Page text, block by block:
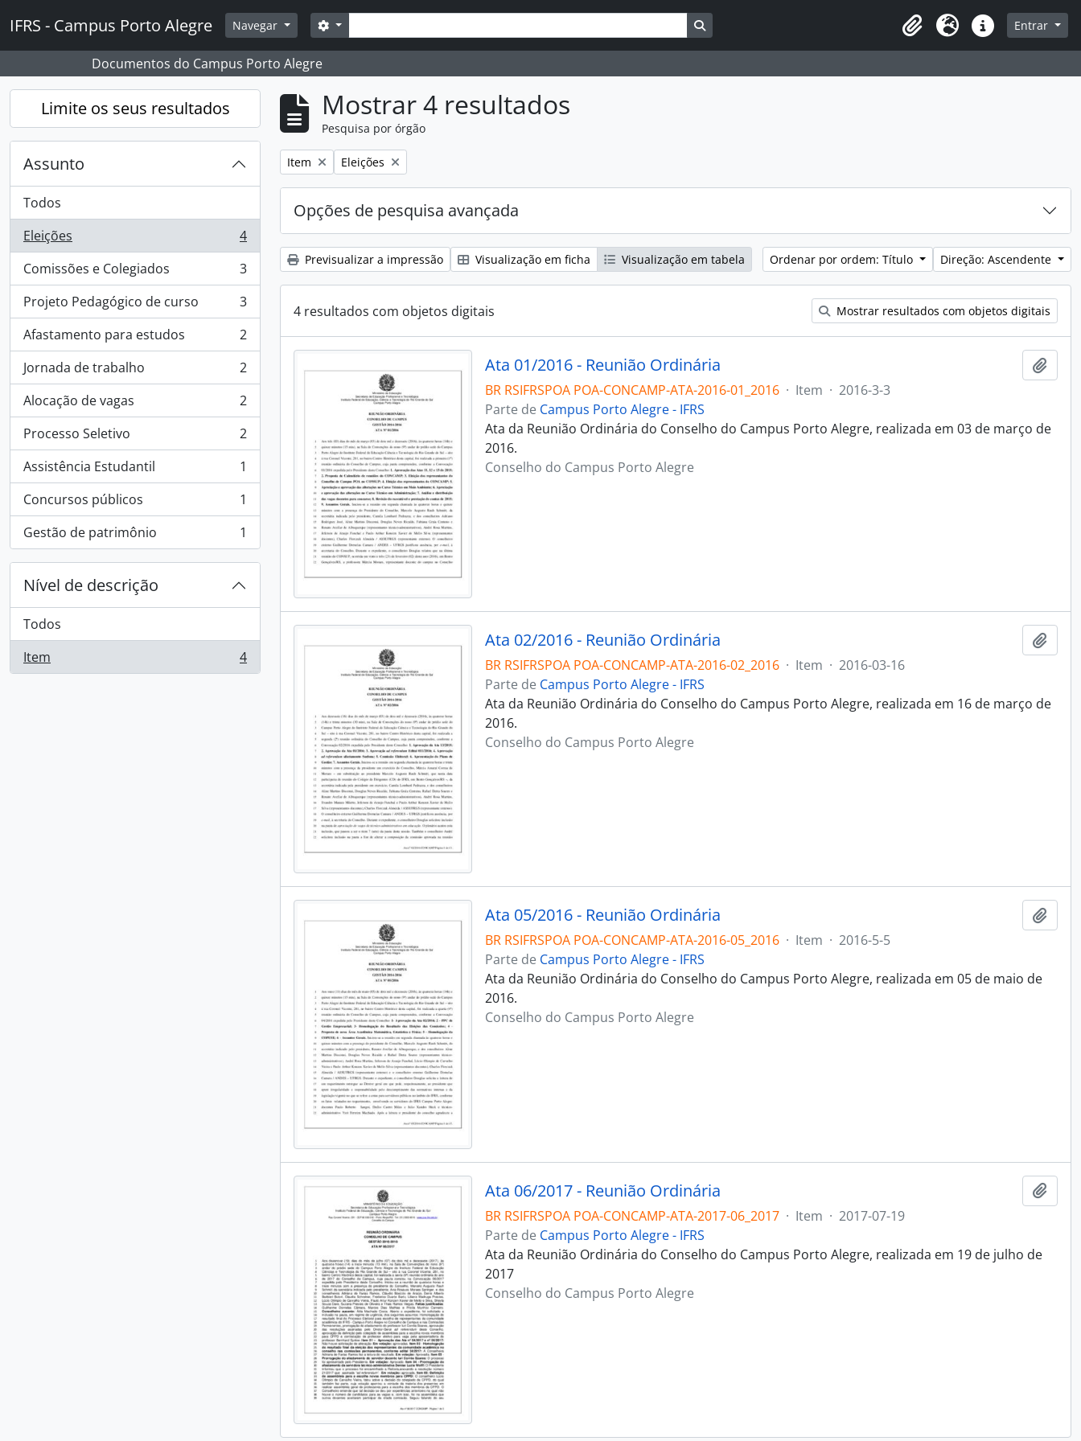
IFRS - Campus Porto Alegre Navegar Pesquisar
Opções de busca Busque na página de navegação
Idioma Ligações rápidas
Entrar
Documentos do Campus Porto Alegre
Limite os seus resultados
Assunto
Todos
Eleições
, 4 resultados
4
Comissões e Colegiados
, 3 resultados
3
Projeto Pedagógico de curso
, 3 resultados
3
Afastamento para estudos
, 2 resultados
2
Jornada de trabalho
, 2 resultados
2
Alocação de vagas
, 2 resultados
2
Processo Seletivo
, 2 resultados
2
Assistência Estudantil
, 1 resultados
1
Concursos públicos
, 1 resultados
1
Gestão de patrimônio
, 1 resultados 1
Nível de descrição
Todos
Item
, 4 resultados 4
Mostrar 4 resultados
Pesquisa por órgão
Remover filtro:
Item Remover filtro:
Eleições
Opções de pesquisa avançada
Previsualizar a impressão Visualização em ficha Visualização em tabela Ordenar por ordem: Título Direção: Ascendente
4 resultados com objetos digitais Mostrar resultados com objetos digitais
Ata 01/2016 - Reunião Ordinária
BR RSIFRSPOA POA-CONCAMP-ATA-2016-01_2016 · Item · 2016-3-3
Parte de Campus Porto Alegre - IFRS
Ata da Reunião Ordinária do Conselho do Campus Porto Alegre, realizada em 03 de março de
2016.
Conselho do Campus Porto Alegre
Ata 02/2016 - Reunião Ordinária
BR RSIFRSPOA POA-CONCAMP-ATA-2016-02_2016 · Item · 2016-03-16
Parte de Campus Porto Alegre - IFRS
Ata da Reunião Ordinária do Conselho do Campus Porto Alegre, realizada em 16 de março de
2016.
Conselho do Campus Porto Alegre
Ata 05/2016 - Reunião Ordinária
BR RSIFRSPOA POA-CONCAMP-ATA-2016-05_2016 · Item · 2016-5-5
Parte de Campus Porto Alegre - IFRS
Ata da Reunião Ordinária do Conselho do Campus Porto Alegre, realizada em 05 de maio de
2016.
Conselho do Campus Porto Alegre
Ata 06/2017 - Reunião Ordinária
BR RSIFRSPOA POA-CONCAMP-ATA-2017-06_2017 · Item · 2017-07-19
Parte de Campus Porto Alegre - IFRS
Ata da Reunião Ordinária do Conselho do Campus Porto Alegre, realizada em 19 de julho de
2017
Conselho do Campus Porto Alegre